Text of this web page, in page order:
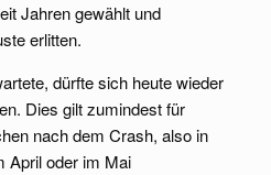
Jahren gewählt und
erlitten.
dürfte sich heute wieder
Dies gilt zumindest für
nach dem Crash, also in
April oder im Mai